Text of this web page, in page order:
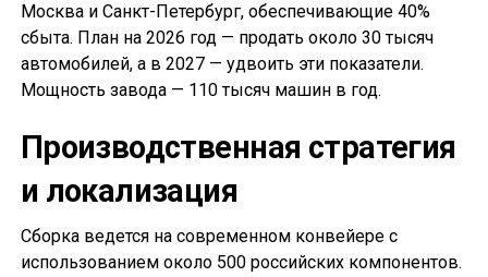
Москва и Санкт-Петербург, обеспечивающие 40%
сбыта. План на 2026 год — продать около 30 тысяч
автомобилей, а в 2027 — удвоить эти показатели.
Мощность завода — 110 тысяч машин в год.
Производственная стратегия
и локализация
Сборка ведется на современном конвейере с
использованием около 500 российских компонентов.